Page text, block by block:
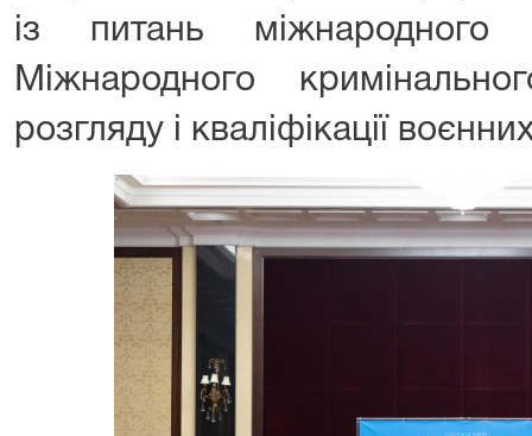
із питань
Міжнародного
розгляду і кваліфікації